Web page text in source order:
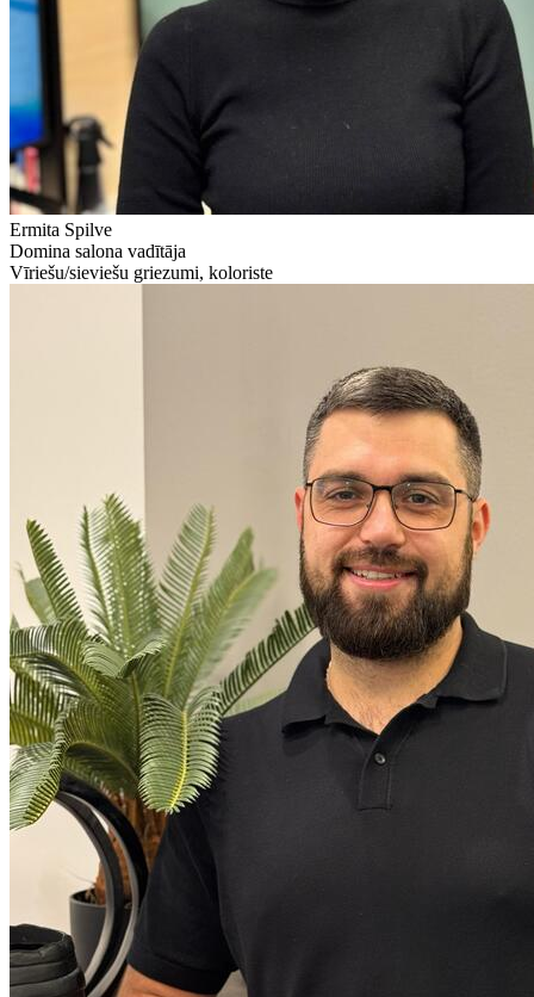
Ermita Spilve
Domina salona vadītāja
Vīriešu/sieviešu griezumi, koloriste